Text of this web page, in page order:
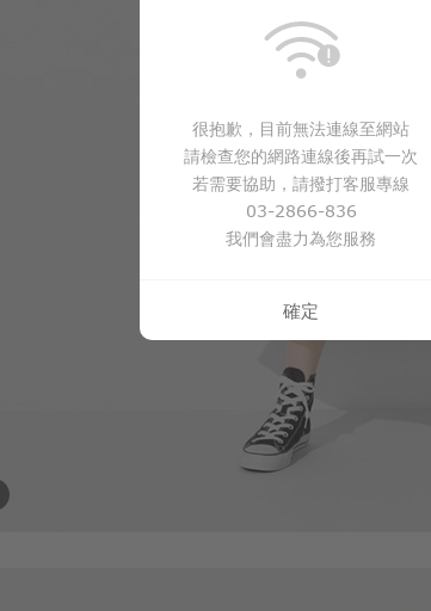
很抱歉，目前無法連線至網站
請檢查您的網路連線後再試一次
若需要協助，請撥打客服專線
03-2866-836
我們會盡力為您服務
確定